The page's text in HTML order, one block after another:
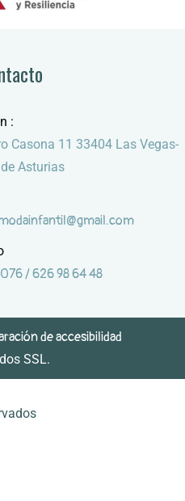
:
Casona 11 33404 Las Vegas-
Asturias
/ 626 98 64 48
de accesibilidad
SSL.